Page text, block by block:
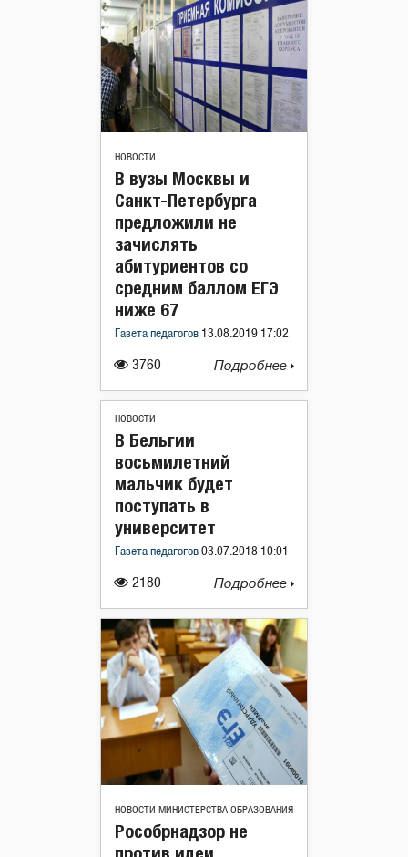
НОВОСТИ
3760
В вузы Москвы и
Санкт-Петербурга
предложили не
зачислять
абитуриентов со
средним баллом ЕГЭ
ниже 67
Газета педагогов 13.08.2019 17:02
Подробнее
НОВОСТИ
2180
В Бельгии
восьмилетний
мальчик будет
поступать в
университет
Газета педагогов 03.07.2018 10:01
Подробнее
НОВОСТИ МИНИСТЕРСТВА ОБРАЗОВАНИЯ
Рособрнадзор не
против идеи